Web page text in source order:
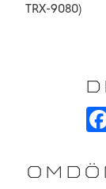
TRX-9080)